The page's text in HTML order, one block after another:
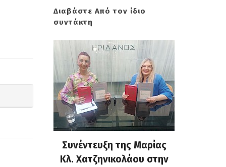
Διαβάστε Από τον ίδιο
συντάκτη
Συνέντευξη της Μαρίας
Κλ. Χατζηνικολάου στην